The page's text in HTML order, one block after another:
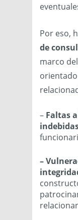
Por eso,
de
marco del
– Faltas
–